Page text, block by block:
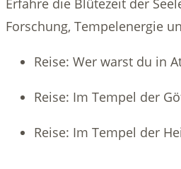
Erfahre die Blütezeit der
Forschung, Tempelenergie
Reise: Wer warst du in
Reise: Im Tempel der
Reise: Im Tempel der